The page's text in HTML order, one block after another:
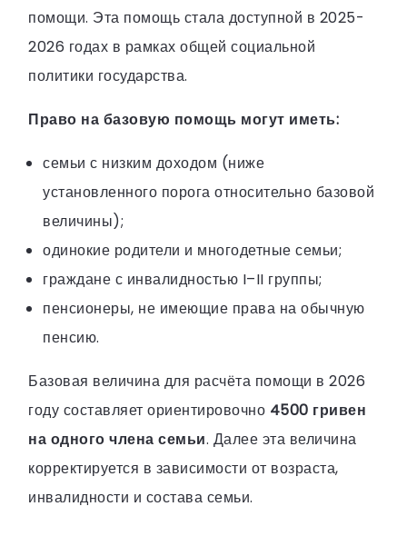
помощи. Эта помощь стала доступной в 2025-
2026 годах в рамках общей социальной
политики государства.
Право на базовую помощь могут иметь:
семьи с низким доходом (ниже
установленного порога относительно базовой
величины);
одинокие родители и многодетные семьи;
граждане с инвалидностью I–II группы;
пенсионеры, не имеющие права на обычную
пенсию.
Базовая величина для расчёта помощи в 2026
году составляет ориентировочно 4500 гривен
на одного члена семьи. Далее эта величина
корректируется в зависимости от возраста,
инвалидности и состава семьи.